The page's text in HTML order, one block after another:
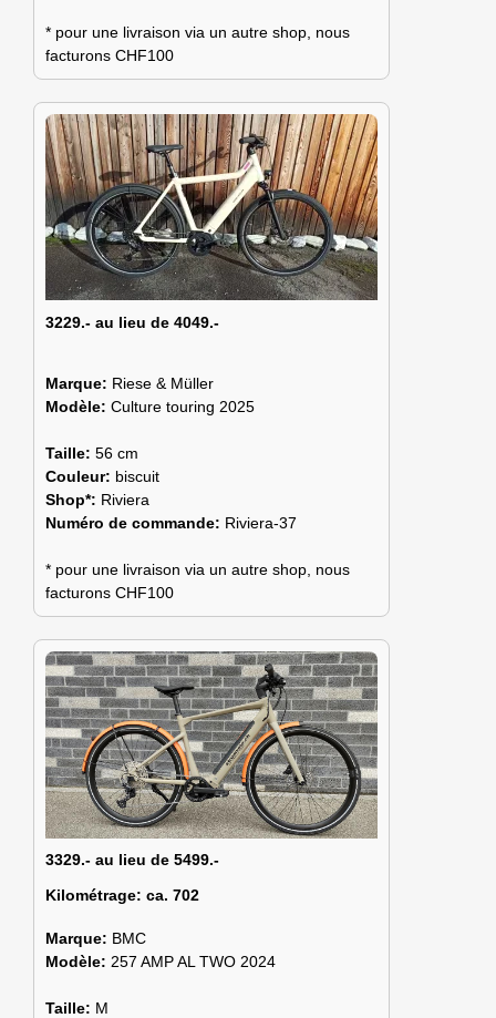
* pour une livraison via un autre shop, nous
facturons CHF100
3229.- au lieu de 4049.-
Marque: Riese & Müller
Modèle: Culture touring 2025
Taille: 56 cm
Couleur: biscuit
Shop*: Riviera
Numéro de commande: Riviera-37
* pour une livraison via un autre shop, nous
facturons CHF100
3329.- au lieu de 5499.-
Kilométrage: ca. 702
Marque: BMC
Modèle: 257 AMP AL TWO 2024
Taille: M